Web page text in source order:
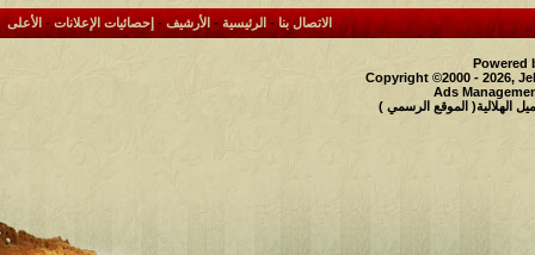
الاتصال بنا- الرئيسية-الأرشيف- إحصائيات الإعلانات- الأعلى
Powered
Copyright ©2000 - 2026,
Ads
الهلالية( الموقع الرسمي )